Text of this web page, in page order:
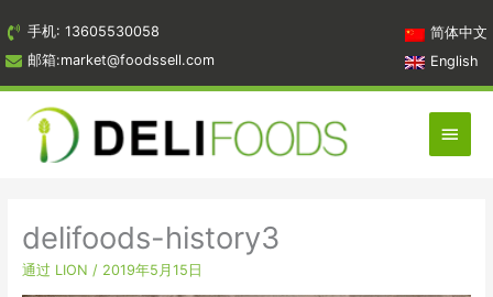
到
内
容
手机: 13605530058
邮箱:market@foodssell.com
简体中文
English
主
菜
delifoods-history3
通过 LION / 2019年5月15日